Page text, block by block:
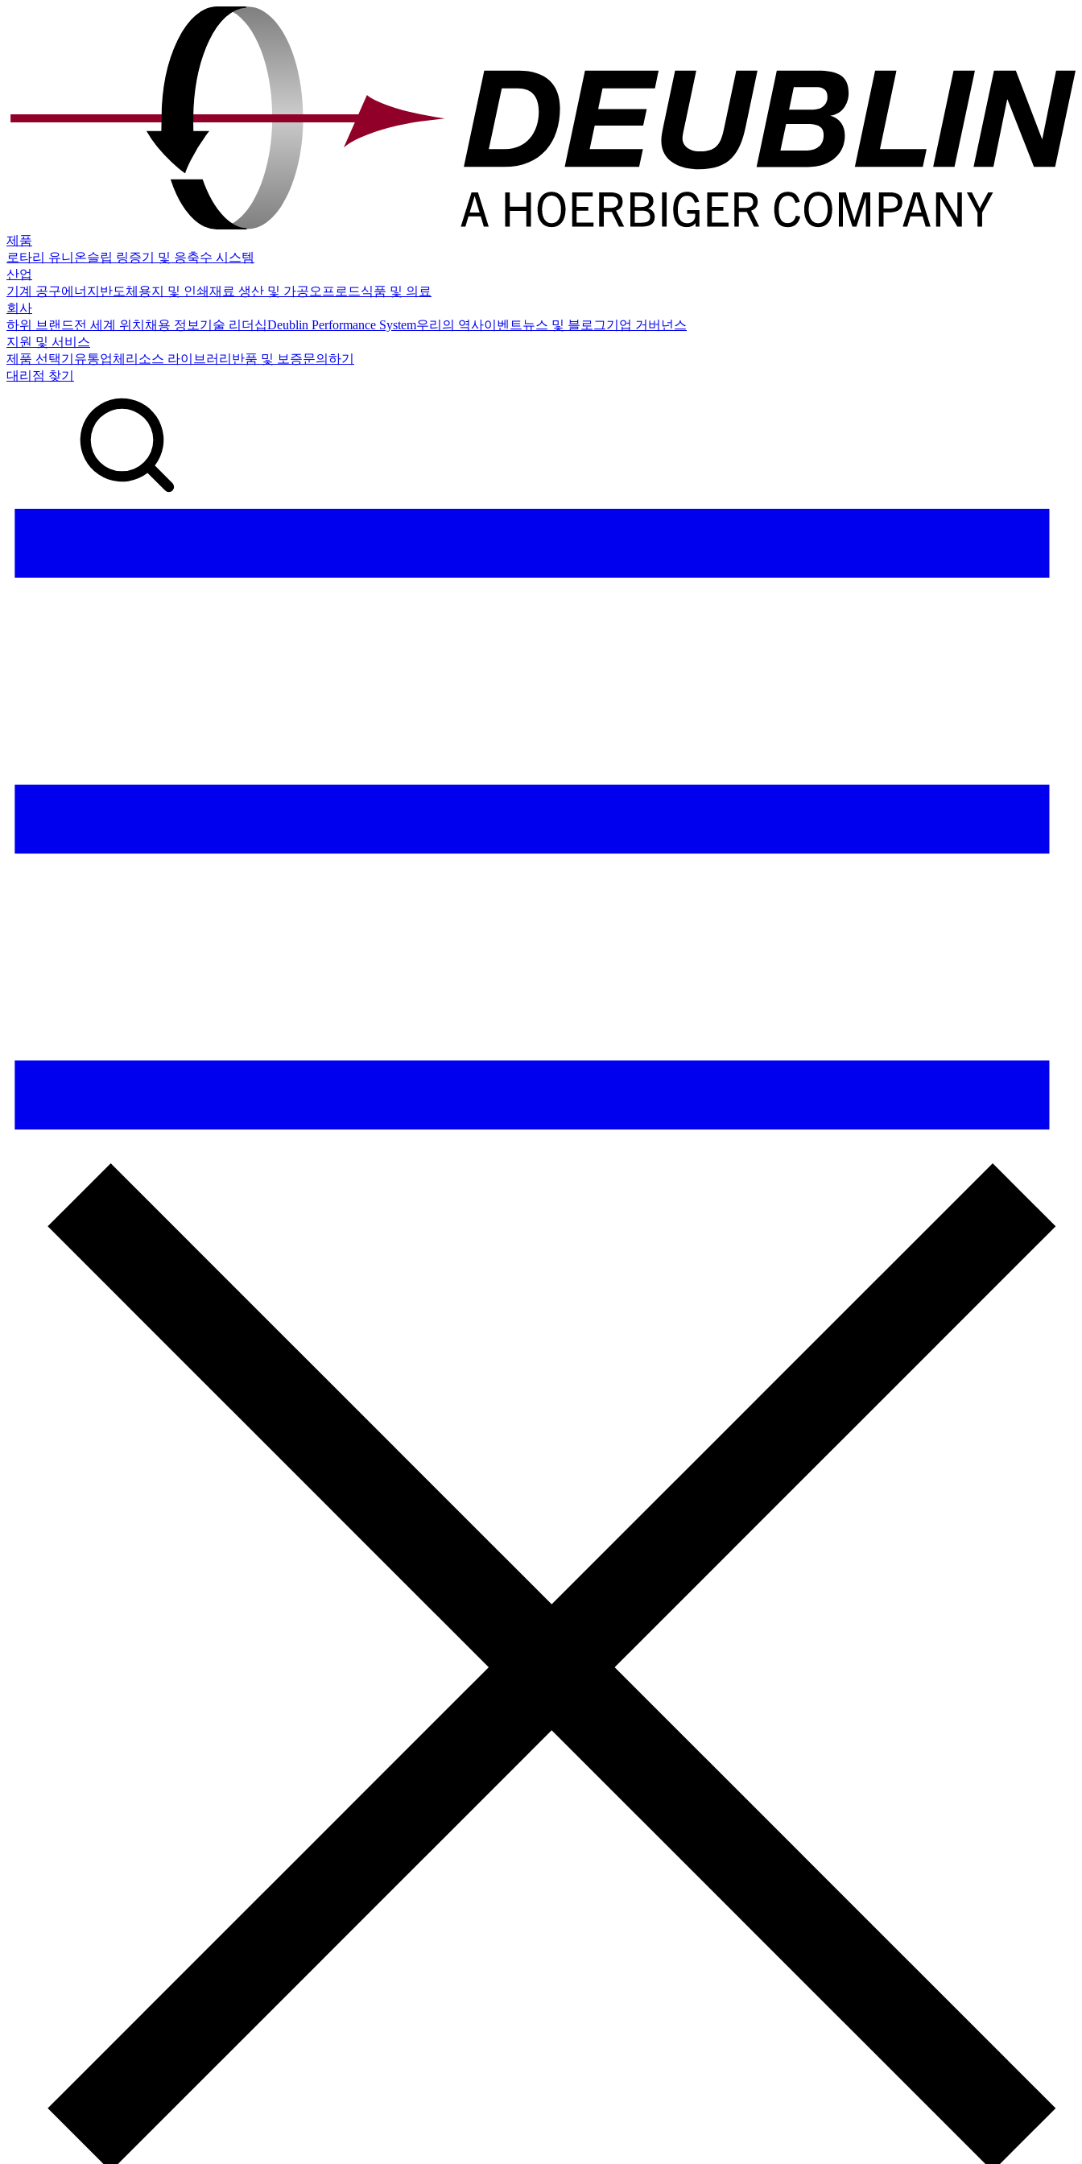
제품
로타리 유니온슬립 링증기 및 응축수 시스템
산업
기계 공구에너지 반도체 용지 및 인쇄재료 생산 및 가공오프로드식품 및 의료
회사
하위 브랜드전 세계 위치 채용 정보 기술 리더십Deublin Performance System우리의 역사이벤트뉴스 및 블로그기업 거버넌스
지원 및 서비스
제품 선택기 유통업체 리소스 라이브러리 반품 및 보증문의하기
대리점 찾기